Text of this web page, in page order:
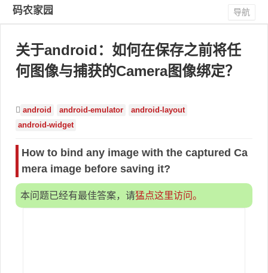
码农家园 导航
关于android：如何在保存之前将任
何图像与捕获的Camera图像绑定？
android android-emulator
android-layout
android-widget
How to bind any image with the captured Ca
mera image before saving it?
本问题已经有最佳答案，请猛点这里访问。